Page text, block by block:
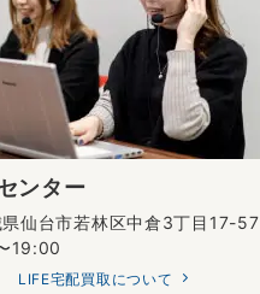
ンター
仙台市若林区中倉3丁目17-57
19:00
LIFE宅配買取について